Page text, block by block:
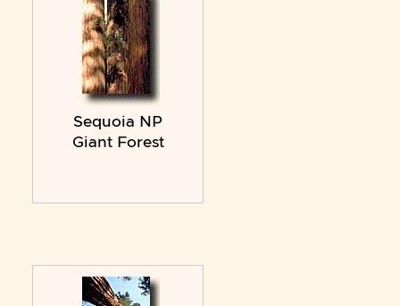
Sequoia NP
Giant Forest